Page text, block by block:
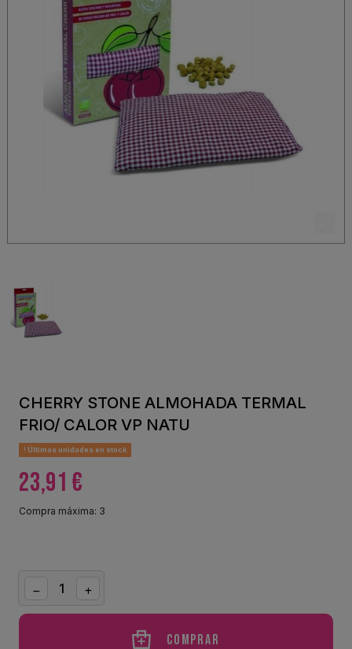
CHERRY STONE ALMOHADA TERMAL
FRIO/ CALOR VP NATU
Últimas unidades en stock
23,91 €
Compra máxima: 3
Comprar